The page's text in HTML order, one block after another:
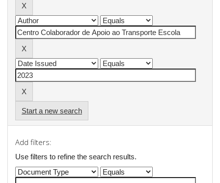
Start a new search
Add filters:
Use filters to refine the search results.